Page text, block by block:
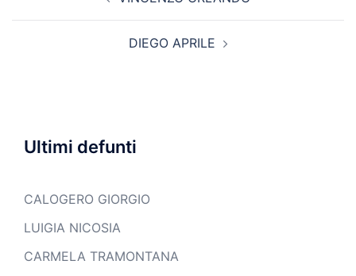
DIEGO APRILE
Ultimi defunti
CALOGERO GIORGIO
LUIGIA NICOSIA
CARMELA TRAMONTANA